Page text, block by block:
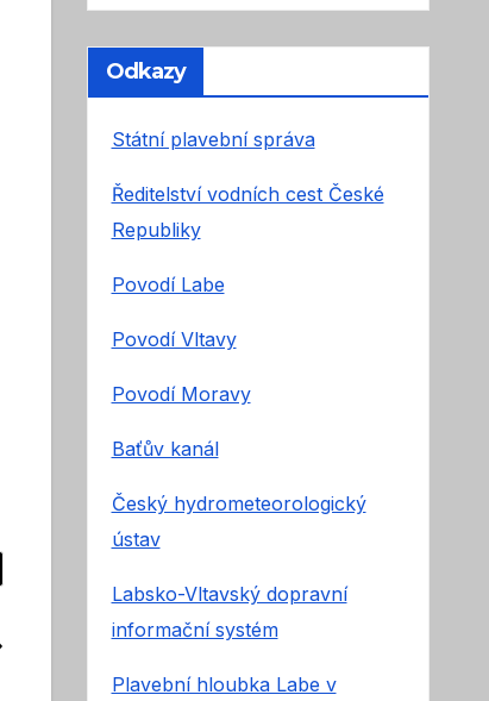
Odkazy
Státní plavební správa
Ředitelství vodních cest České
Republiky
Povodí Labe
Povodí Vltavy
Povodí Moravy
Baťův kanál
Český hydrometeorologický
ústav
Labsko-Vltavský dopravní
informační systém
Plavební hloubka Labe v